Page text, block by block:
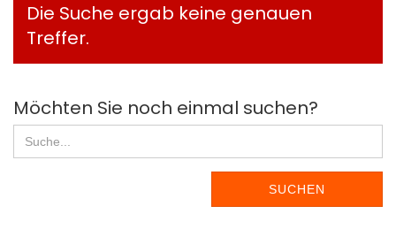
Die Suche ergab keine genauen
Treffer.
MÖCHTEN
SIE
NOCH
Möchten Sie noch einmal suchen?
SUCHEN